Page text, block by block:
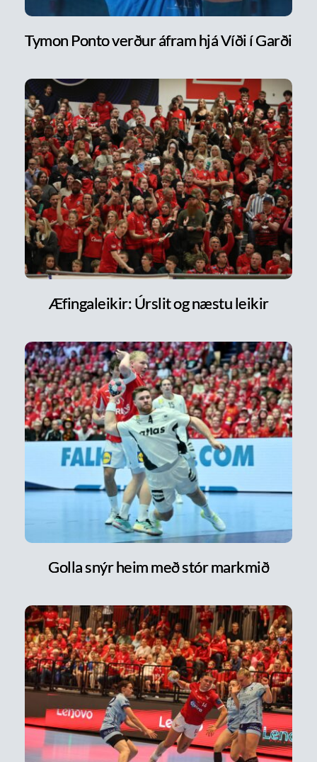
Tymon Ponto verður áfram hjá Víði í Garði
Æfingaleikir: Úrslit og næstu leikir
Golla snýr heim með stór markmið